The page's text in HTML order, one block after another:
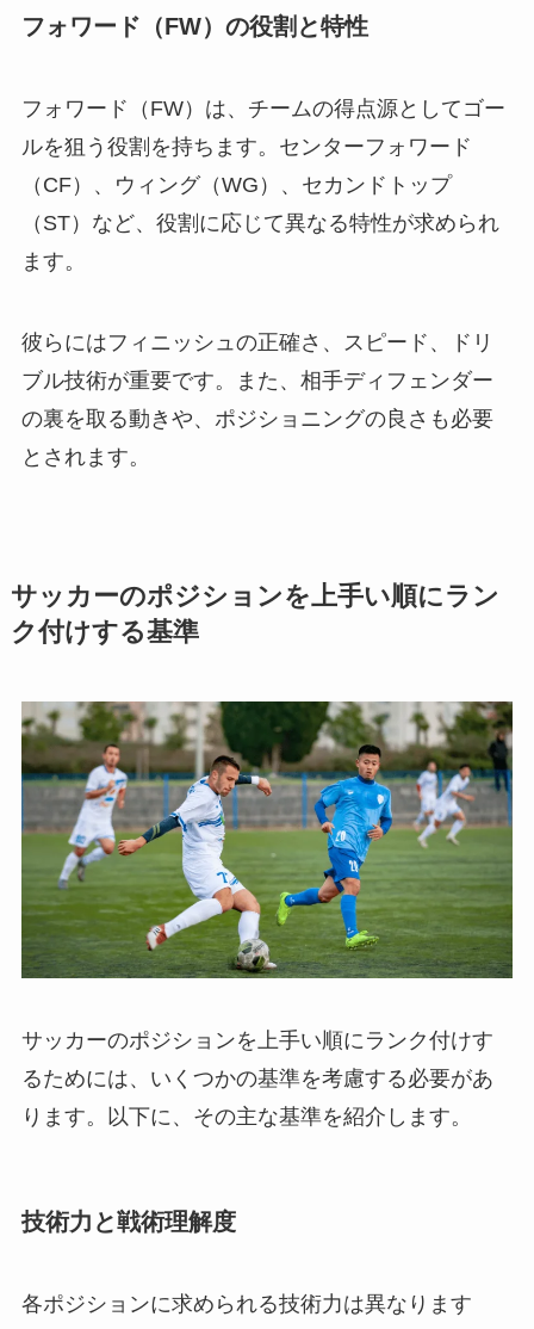
フォワード（FW）の役割と特性
フォワード（FW）は、チームの得点源としてゴー
ルを狙う役割を持ちます。センターフォワード
（CF）、ウィング（WG）、セカンドトップ
（ST）など、役割に応じて異なる特性が求められ
ます。
彼らにはフィニッシュの正確さ、スピード、ドリ
ブル技術が重要です。また、相手ディフェンダー
の裏を取る動きや、ポジショニングの良さも必要
とされます。
サッカーのポジションを上手い順にラン
ク付けする基準
サッカーのポジションを上手い順にランク付けす
るためには、いくつかの基準を考慮する必要があ
ります。以下に、その主な基準を紹介します。
技術力と戦術理解度
各ポジションに求められる技術力は異なります